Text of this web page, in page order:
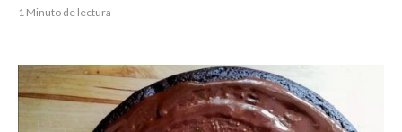
1 Minuto de lectura